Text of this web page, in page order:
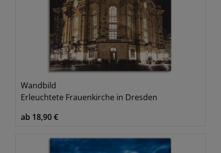
Wandbild
Erleuchtete Frauenkirche in Dresden
ab 18,90 €